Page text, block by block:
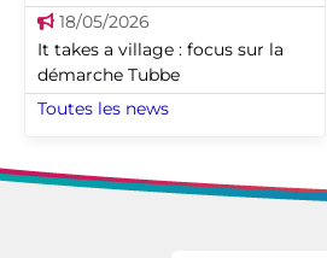
18/05/2026
It takes a village : focus sur la
démarche Tubbe
Toutes les news